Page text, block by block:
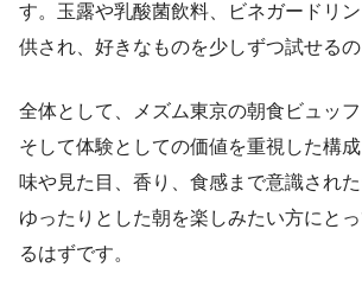
す。玉露や乳酸菌飲料、ビネガードリ
供され、好きなものを少しずつ試せるの
全体として、メズム東京の朝食ビュッフ
そして体験としての価値を重視した構成
味や見た目、香り、食感まで意識された
ゆったりとした朝を楽しみたい方にと
るはずです。